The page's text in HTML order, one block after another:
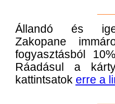
Állandó és
Zakopane
fogyasztásból
Ráadásul a
kattintsatok erre a